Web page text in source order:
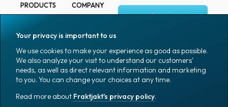
PRODUCTS
Marking
Packaging
Packaging
accessories
Office goods
COMPANY
Media
Coworkers
Job & career
News archive
Blog
Log in
Sign up
English (US)
Your privacy is important to us
We use cookies to make your experience as good as possible.
We also analyze your visit to understand our customers'
needs, as well as direct relevant information and marketing
to you. You can change your choices at any time.
Read more about Fraktjakt's privacy policy.